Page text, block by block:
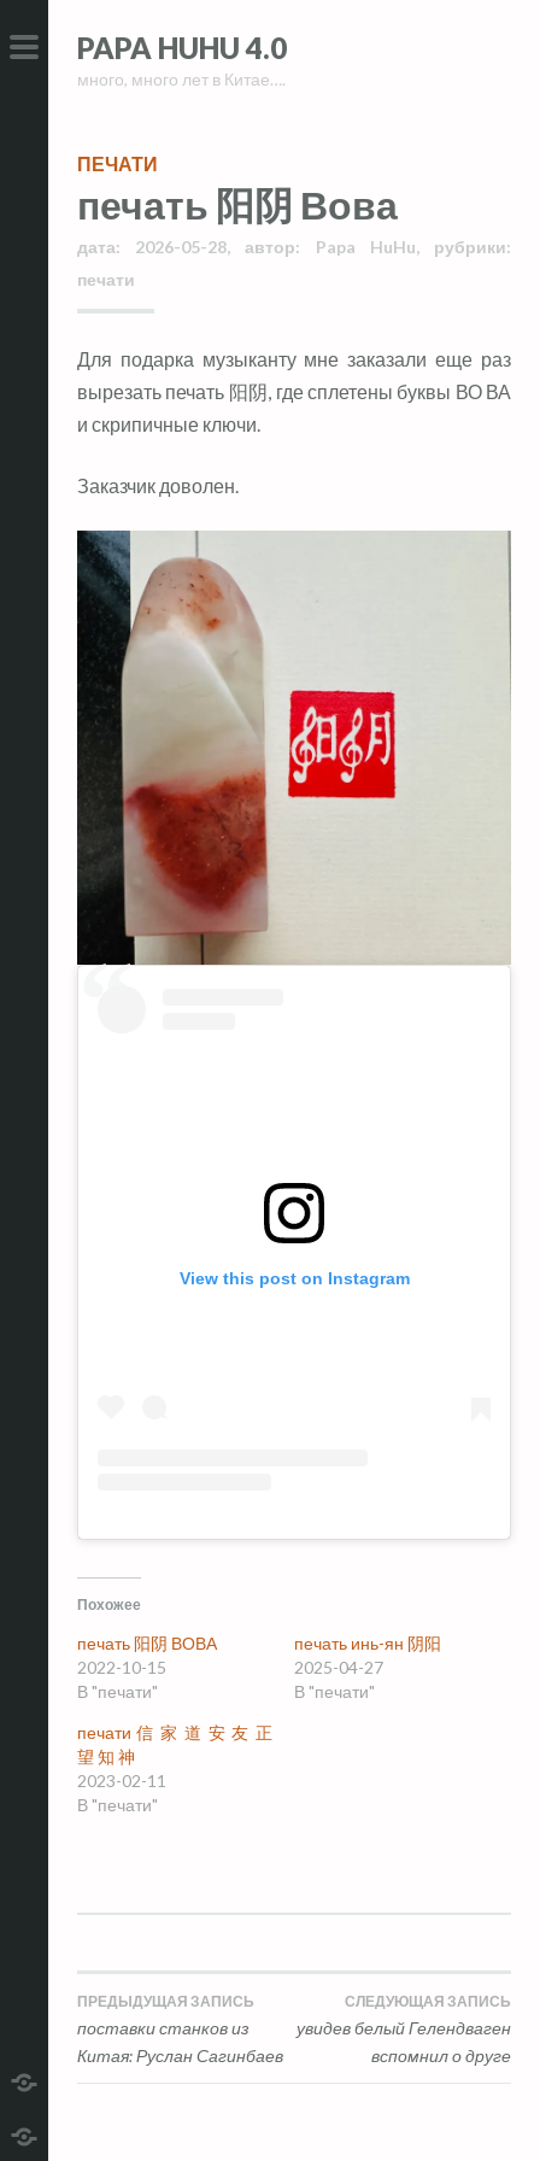
to
PRIMARY
telegram
to
PAPA HUHU 4.0
много, много лет в Китае….
ПЕЧАТИ
печать 阳阴 Вова
дата: 2026-05-28, автор: Papa HuHu,рубрики:
печати
Для подарка музыканту мне заказали еще раз
вырезать печать 阳阴, где сплетены буквы ВО ВА
и скрипичные ключи.
Заказчик доволен.
View this post on Instagram
Похожее
печать 阳阴 ВОВА
2022-10-15
В "печати"
печать инь-ян 阴阳
2025-04-27
В "печати"
печати 信 家 道 安 友 正
望 知 神
2023-02-11
В "печати"
Навигация
по
ПРЕДЫДУЩАЯ ЗАПИСЬ
поставки станков из
Китая: Руслан Сагинбаев
СЛЕДУЮЩАЯ ЗАПИСЬ
увидев белый Гелендваген
вспомнил о друге